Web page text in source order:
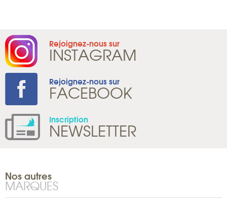
Rejoignez-nous sur
INSTAGRAM
Rejoignez-nous sur
FACEBOOK
Inscription
NEWSLETTER
Nos autres
MARQUES